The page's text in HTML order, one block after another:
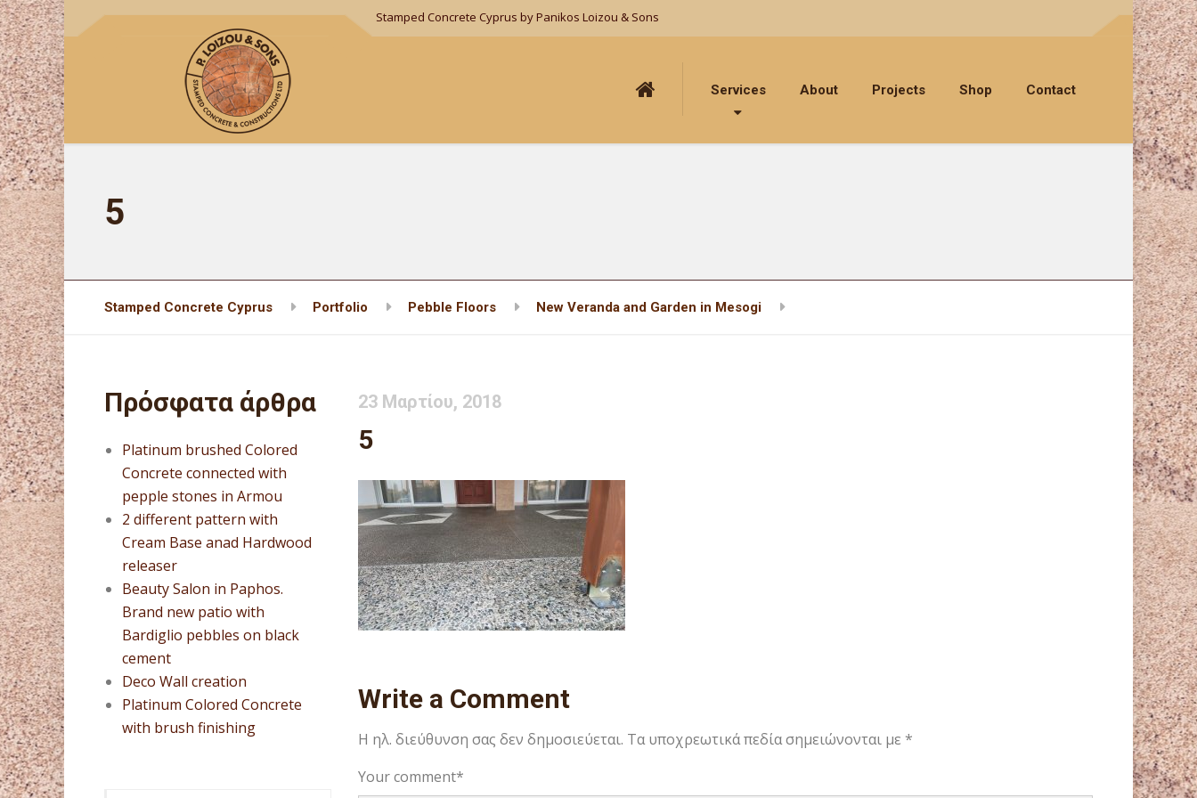
Stamped Concrete Cyprus by Panikos Loizou & Sons
Services About Projects Shop Contact
5
Stamped Concrete Cyprus Portfolio Pebble Floors New Veranda and Garden in Mesogi
23 Μαρτίου, 2018
5
Write a Comment
Η ηλ. διεύθυνση σας δεν δημοσιεύεται. Τα υποχρεωτικά πεδία σημειώνονται με *
Your comment*
Πρόσφατα άρθρα
Platinum brushed Colored
Concrete connected with
pepple stones in Armou
2 different pattern with
Cream Base anad Hardwood
releaser
Beauty Salon in Paphos.
Brand new patio with
Bardiglio pebbles on black
cement
Deco Wall creation
Platinum Colored Concrete
with brush finishing